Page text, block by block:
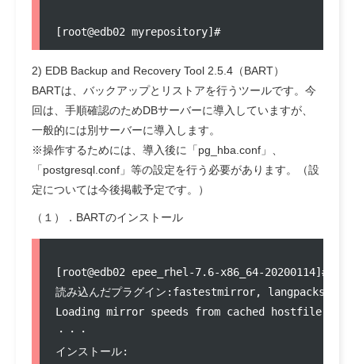
2) EDB Backup and Recovery Tool 2.5.4（BART）
BARTは、バックアップとリストアを行うツールです。今
回は、手順確認のためDBサーバーに導入していますが、
一般的には別サーバーに導入します。
※操作するためには、導入後に「pg_hba.conf」、
「postgresql.conf」等の設定を行う必要があります。（設
定については今後掲載予定です。）
（１）．BARTのインストール
[root@edb02 epee_rhel-7.6-x86_64-20200114]#
読み込んだプラグイン:fastestmirror, langpacks
Loading mirror speeds from cached hostfile
・・・
インストール: